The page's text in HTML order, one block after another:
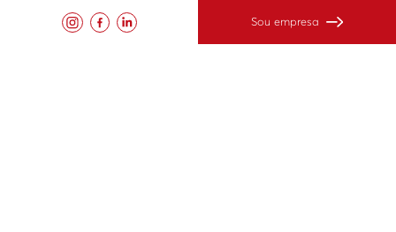
Sou empresa